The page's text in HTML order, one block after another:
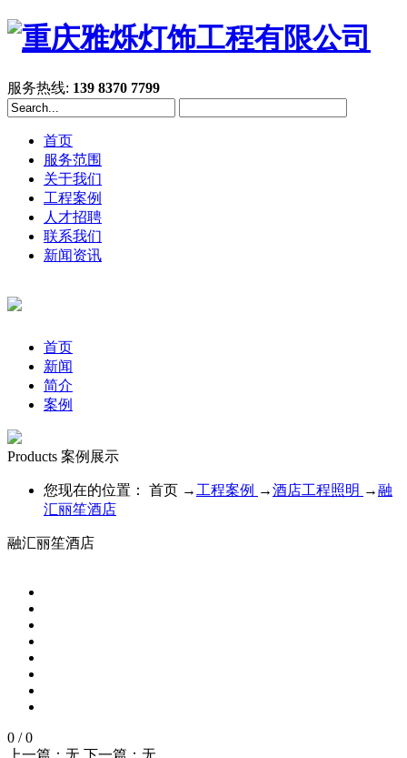
服务热线: 139 8370 7799
首页
服务范围
关于我们
工程案例
人才招聘
联系我们
新闻资讯
首页
新闻
简介
案例
Products 案例展示
您现在的位置： 首页 → 工程案例 →酒店工程照明 →融
汇丽笙酒店
融汇丽笙酒店
0 / 0
上一篇：无 下一篇：无